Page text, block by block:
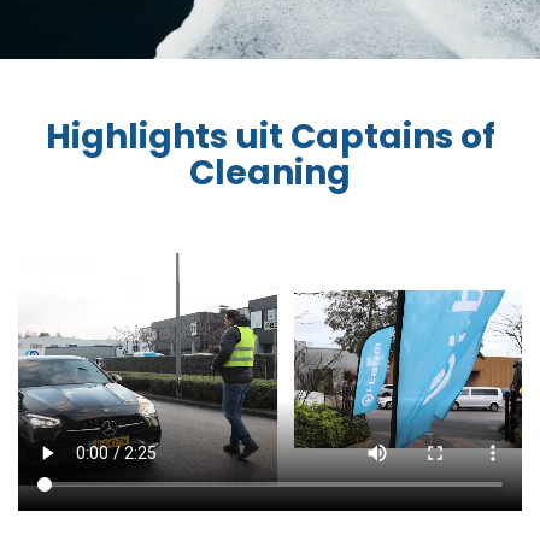
Highlights uit Captains of
Cleaning